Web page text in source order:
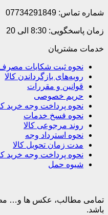
شماره تماس: 07734291849
زمان پاسخگویی: 8:30 الی 20
خدمات مشتریان
نحوه ثبت شکایات مصرف
رویه‌های بازگرداندن کالا
قوانین و مقررات
حریم خصوصی
نحوه پرداخت وجه خرید
نحوه فسخ خدمات
روند مرجوعی کالا
نحوه استرداد وجه
مدت زمان تحویل کالا
نحوه پرداخت وجه خرید
شیوه حمل
تمامی مطالب، عکس ها و…
باشد.